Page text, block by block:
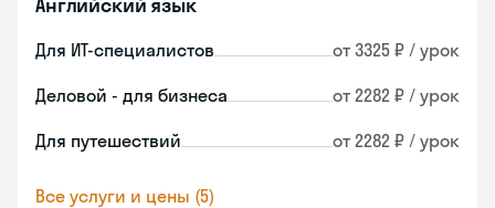
Для ИТ-специалистов от 3325 ₽ / урок
Деловой - для бизнеса от 2282 ₽ / урок
Для путешествий от 2282 ₽ / урок
Все услуги и цены (5)